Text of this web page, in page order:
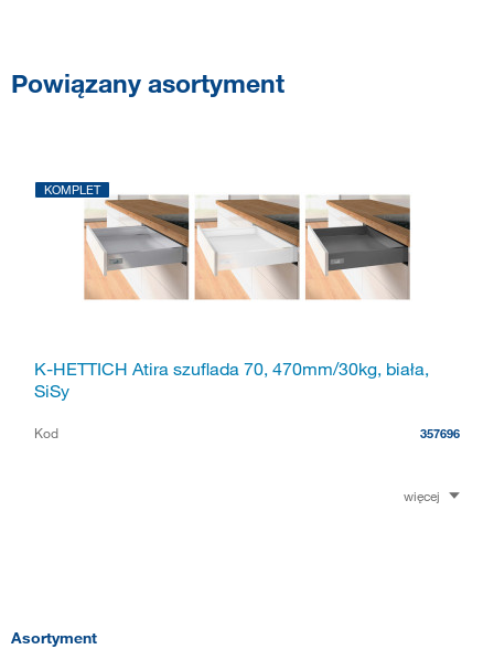
Powiązany asortyment
KOMPLET
K-HETTICH Atira szuflada 70, 470mm/30kg, biała,
SiSy
Kod 357696
więcej
Asortyment